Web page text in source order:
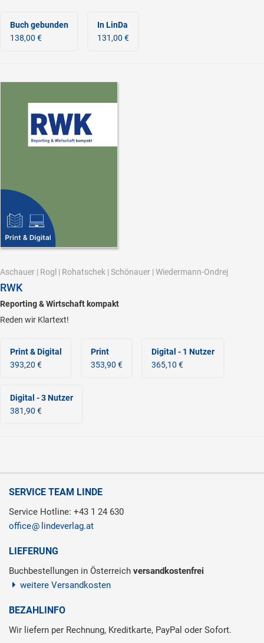
Buch gebunden
138,00 €
In LinDa
131,00 €
Aschauer | Rogl | Rohatschek | Schönauer | Wiedermann-Ondrej
RWK
Reporting & Wirtschaft kompakt
Reden wir Klartext!
Print & Digital
393,20 €
Print
353,90 €
Digital - 1 Nutzer
365,10 €
Digital - 3 Nutzer
381,90 €
SERVICE TEAM LINDE
Service Hotline: +43 1 24 630
office
lindeverlag.at
LIEFERUNG
Buchbestellungen in Österreich versandkostenfrei
weitere Versandkosten
BEZAHLINFO
Wir liefern per Rechnung, Kreditkarte, PayPal oder Sofort.